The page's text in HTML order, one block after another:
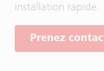
installation rapide.
Prenez